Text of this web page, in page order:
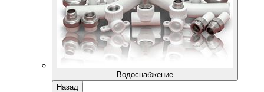
Водоснабжение
Назад